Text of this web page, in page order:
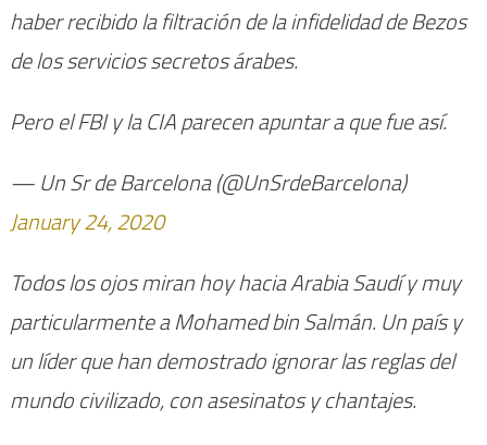
haber recibido la filtración de la infidelidad de Bezos
de los servicios secretos árabes.
Pero el FBI y la CIA parecen apuntar a que fue así.
— Un Sr de Barcelona (@UnSrdeBarcelona)
January 24, 2020
Todos los ojos miran hoy hacia Arabia Saudí y muy
particularmente a Mohamed bin Salmán. Un país y
un líder que han demostrado ignorar las reglas del
mundo civilizado, con asesinatos y chantajes.